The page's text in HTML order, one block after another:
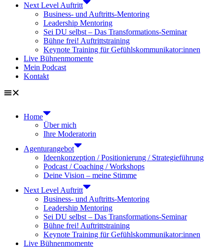
Next Level Auftritt
Business- und Auftritts-Mentoring
Leadership Mentoring
Sei DU selbst – Das Transformations-Seminar
Bühne frei! Auftrittstraining
Keynote Training für Gefühlskommunikator:innen
Live Bühnenmomente
Mein Podcast
Kontakt
Home
Über mich
Ihre Moderatorin
Agenturangebot
Ideenkonzeption / Positionierung / Strategieführung
Podcast / Coaching / Workshops
Deine Vision – meine Stimme
Next Level Auftritt
Business- und Auftritts-Mentoring
Leadership Mentoring
Sei DU selbst – Das Transformations-Seminar
Bühne frei! Auftrittstraining
Keynote Training für Gefühlskommunikator:innen
Live Bühnenmomente